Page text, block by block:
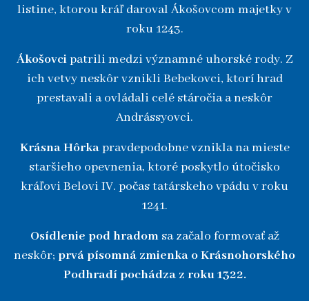
listine, ktorou kráľ daroval Ákošovcom majetky v
roku 1243.
Ákošovcipatrili medzi významné uhorské rody. Z
ich vetvy neskôr vznikli Bebekovci, ktorí hrad
prestavali a ovládali celé stáročia a neskôr
Andrássyovci.
Krásna Hôrkapravdepodobne vznikla na mieste
staršieho opevnenia, ktoré poskytlo útočisko
kráľovi Belovi IV. počas tatárskeho vpádu v roku
1241.
Osídlenie pod hradomsa začalo formovať až
neskôr; prvá písomná zmienka o Krásnohorského
Podhradí pochádza z roku 1322.